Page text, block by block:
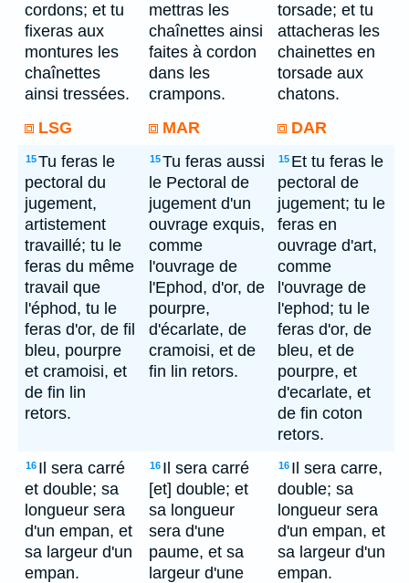
cordons; et tu
fixeras aux
montures les
chaînettes
ainsi tressées.
mettras les
chaînettes ainsi
faites à cordon
dans les
crampons.
torsade; et tu
attacheras les
chainettes en
torsade aux
chatons.
LSG
MAR DAR
15Tu feras le
pectoral du
jugement,
artistement
travaillé; tu le
feras du même
travail que
l'éphod, tu le
feras d'or, de fil
bleu, pourpre
et cramoisi, et
de fin lin
retors.
15Tu feras aussi
le Pectoral de
jugement d'un
ouvrage exquis,
comme
l'ouvrage de
l'Ephod, d'or, de
pourpre,
d'écarlate, de
cramoisi, et de
fin lin retors.
15 Et tu feras le
pectoral de
jugement; tu le
feras en
ouvrage d'art,
comme
l'ouvrage de
l'ephod; tu le
feras d'or, de
bleu, et de
pourpre, et
d'ecarlate, et
de fin coton
retors.
16 Il sera carré
et double; sa
longueur sera
d'un empan, et
sa largeur d'un
empan.
16 Il sera carré
[et] double; et
sa longueur
sera d'une
paume, et sa
largeur d'une
16 Il sera carre,
double; sa
longueur sera
d'un empan, et
sa largeur d'un
empan.